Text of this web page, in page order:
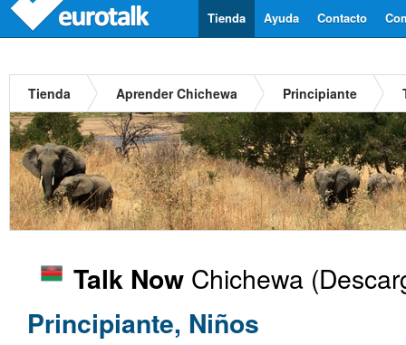
Contacto
Ayuda
Tienda
Tienda Aprender Chichewa Principiante
Talk Now Chichewa
Principiante, Niños